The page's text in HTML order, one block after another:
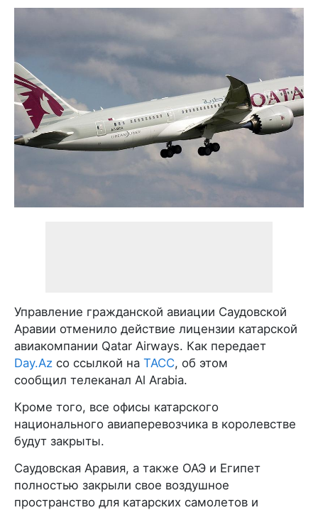
Управление гражданской авиации Саудовской
Аравии отменило действие лицензии катарской
авиакомпании Qatar Airways. Как передает
Day.Az со ссылкой на ТАСС, об этом
сообщил телеканал Al Arabia.
Кроме того, все офисы катарского
национального авиаперевозчика в королевстве
будут закрыты.
Саудовская Аравия, а также ОАЭ и Египет
полностью закрыли свое воздушное
пространство для катарских самолетов и